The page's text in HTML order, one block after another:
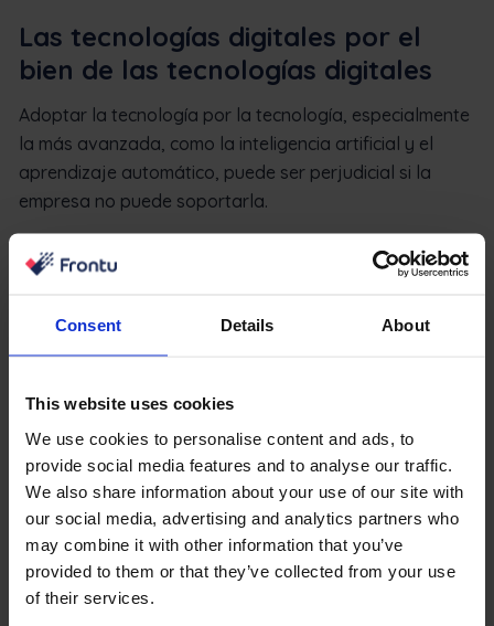
Consent Details About
This website uses cookies
We use cookies to personalise content and ads, to
provide social media features and to analyse our traffic.
We also share information about your use of our site with
our social media, advertising and analytics partners who
may combine it with other information that you’ve
provided to them or that they’ve collected from your use
of their services.
Las tecnologías digitales por el
bien de las tecnologías digitales
Adoptar la tecnología por la tecnología, especialmente
la más avanzada, como la inteligencia artificial y el
aprendizaje automático, puede ser perjudicial si la
empresa no puede soportarla.
Además de crear una sobrecarga de funciones y
ocupar un tiempo valioso, estas innovaciones necesitan
digital a menudo tiene como requisito la creación de
incorporación de la nueva tecnología digital, el efecto
Datos oscuros
Otro escollo común es recopilar datos sin tener un uso
para ellos. De hecho, este fenómeno es tan común que
ha habido que inventar una palabra para describirlo:
datos oscuros. Todos los sectores, incluido el de los